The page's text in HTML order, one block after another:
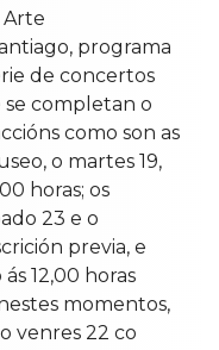
Arte
programa
de concertos
se completan o
como son as
o martes 19,
horas; os
23 e o
previa, e
12,00 horas
momentos,
venres 22 co